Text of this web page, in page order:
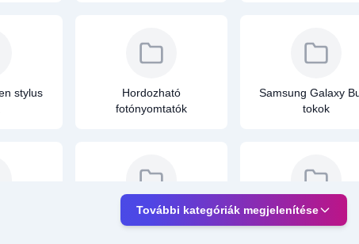
stylus
Hordozható
fotónyomtatók
Samsung Galaxy
tokok
Dokkoló állomás
További kategóriák megjelenítése